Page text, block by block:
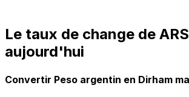
Le taux de change de
aujourd'hui
Convertir Peso argentin en Dirham